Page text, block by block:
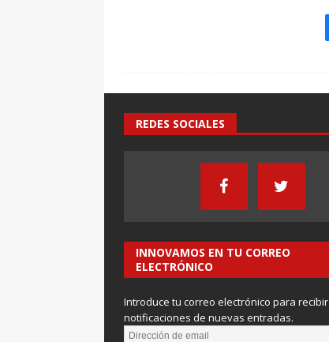
REDES SOCIALES
INNOVAMOS EN TU CORREO
ELECTRÓNICO
Introduce tu correo electrónico para recibir
notificaciones de nuevas entradas.